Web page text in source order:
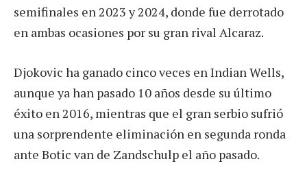
semifinales en 2023 y 2024, donde fue derrotado
en ambas ocasiones por su gran rival Alcaraz.
Djokovic ha ganado cinco veces en Indian Wells,
aunque ya han pasado 10 años desde su último
éxito en 2016, mientras que el gran serbio sufrió
una sorprendente eliminación en segunda ronda
ante Botic van de Zandschulp el año pasado.